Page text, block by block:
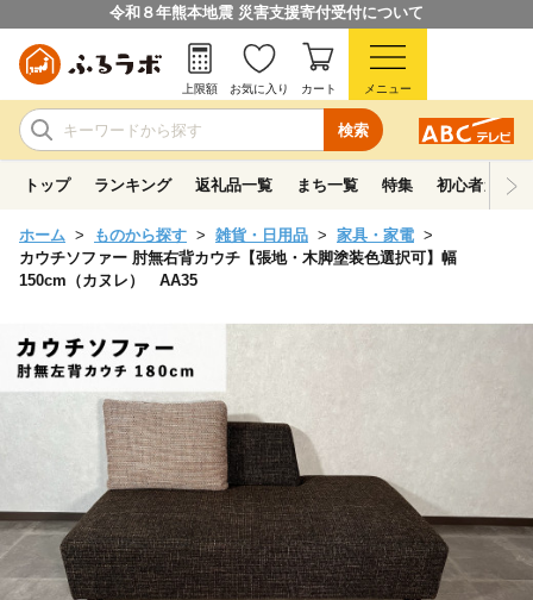
令和８年熊本地震 災害支援寄付受付について
検索
上限額 お気に入り カート メニュー
トップ ランキング 返礼品一覧 まち一覧 特集 初心者ガイド
ホーム ものから探す 雑貨・日用品
家具・家電
カウチソファー 肘無右背カウチ【張地・木脚塗装色選択可】幅
150cm（カヌレ） AA35